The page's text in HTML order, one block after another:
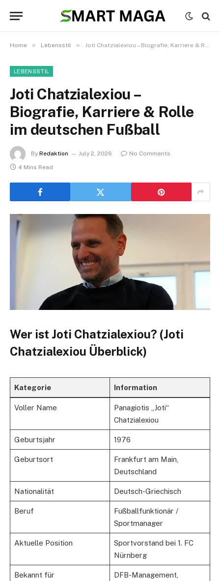
Home » Lebensstil » Joti Chatzialexiou – Biografie, Karriere & Rolle im deutschen Fußball
LEBENSSTIL
Joti Chatzialexiou –
Biografie, Karriere & Rolle
im deutschen Fußball
By Redaktion July 2, 2026
No Comments
4 Mins Read
Wer ist Joti Chatzialexiou? (Joti
Chatzialexiou Überblick)
Kategorie Information
Voller Name
Panagiotis „Joti“
Chatzialexiou
Geburtsjahr 1976
Geburtsort
Frankfurt am Main,
Deutschland
Nationalität Deutsch-Griechisch
Beruf
Fußballfunktionär /
Sportmanager
Aktuelle Position
Sportvorstand bei 1. FC
Nürnberg
Bekannt für
DFB-Management,